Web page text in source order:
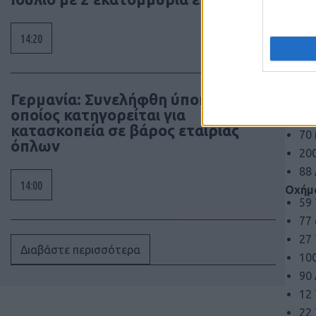
14:20
Γερμανία: Συνελήφθη ύποπτος ο
οποίος κατηγορείται για
κατασκοπεία σε βάρος εταιρίας
όπλων
14:00
Διαβάστε περισσότερα
70
88
59
77
27
90
12
22